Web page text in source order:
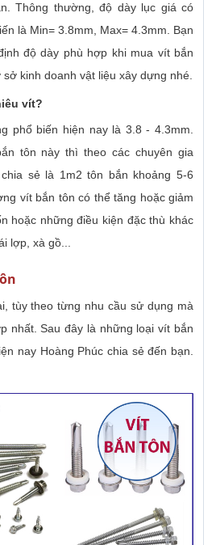
Thông thường, độ dày lục giá có
là Min= 3.8mm, Max= 4.3mm. Bạn
độ dày phù hợp khi mua vít bắn
kinh doanh vật liệu xây dựng nhé.
vít?
phổ biến hiện nay là 3.8 - 4.3mm.
tôn này thì theo các chuyên gia
sẻ là 1m2 tôn bắn khoảng 5-6
vít bắn tôn có thể tăng hoặc giảm
hoặc những điều kiện đặc thù khác
lợp, xà gồ...
tùy theo từng nhu cầu sử dụng mà
nhất. Sau đây là những loại vít bắn
nay Hoàng Phúc chia sẻ đến bạn.